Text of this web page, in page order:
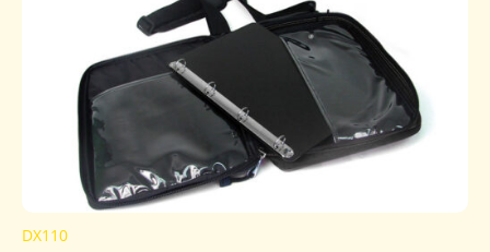
DX110